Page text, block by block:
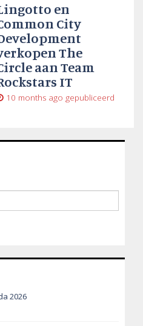
en
City
The
aan Team
IT
10 months ago gepubliceerd
2026